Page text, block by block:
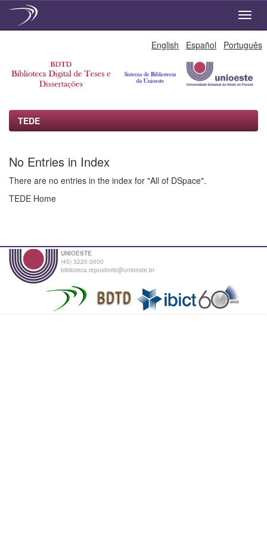
English Español Português
TEDE
No Entries in Index
There are no entries in the index for "All of DSpace".
TEDE Home
UNIOESTE
(45) 3220-3000
biblioteca.repositorio@unioeste.br